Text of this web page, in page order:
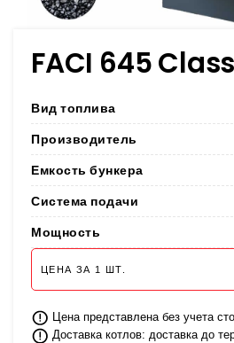
FACI 645
Вид топлива
Производитель
Емкость бункера
Система подачи
Мощность
ЦЕНА ЗА 1 ШТ.
Цена представлена без учета
Доставка котлов: доставка до